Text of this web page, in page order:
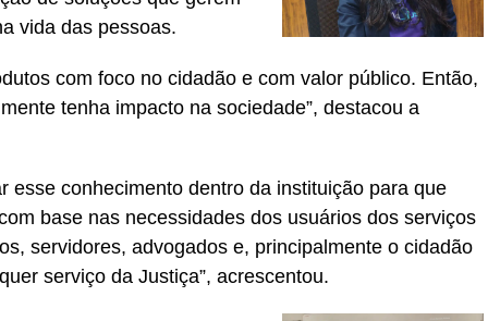
vida das pessoas.
com foco no cidadão e com valor público. Então,
tenha impacto na sociedade”, destacou a
esse conhecimento dentro da instituição para que
base nas necessidades dos usuários dos serviços
servidores, advogados e, principalmente o cidadão
serviço da Justiça”, acrescentou.